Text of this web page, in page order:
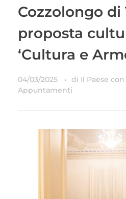
Cozzolongo di
proposta
‘Cultura e
04/03/2025 di Il Paese con
Appuntamenti